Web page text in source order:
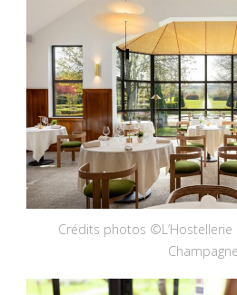
Crédits photos ©L’Hostellerie
Champagne